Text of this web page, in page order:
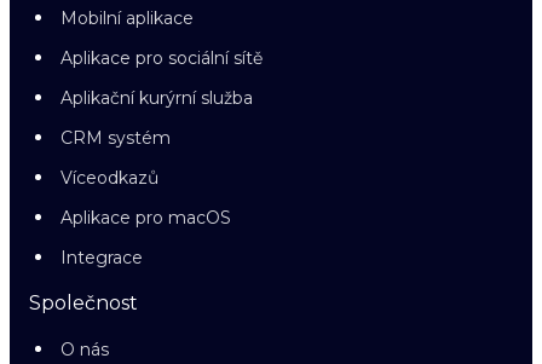
Mobilní aplikace
Aplikace pro sociální sítě
Aplikační kurýrní služba
CRM systém
Víceodkazů
Aplikace pro macOS
Integrace
Společnost
O nás